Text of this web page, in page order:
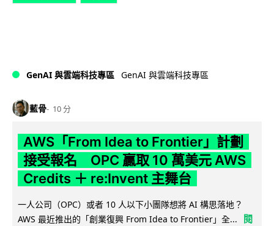
GenAI 與雲端科技專區 GenAI 與雲端科技專區
藍骨 10 分
AWS「From Idea to Frontier」計劃
接受報名 OPC 贏取 10 萬美元 AWS
Credits ＋ re:Invent 主舞台
一人公司（OPC）或者 10 人以下小團隊想將 AI 構思落地？
AWS 最近推出的「創業復興 From Idea to Frontier」全...
閱